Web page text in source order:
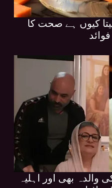
کیوں ہے صحت کا
بھی اور اہلیہ